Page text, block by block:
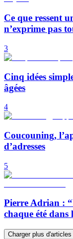
Ce que ressent
n’exprime pas
3
Cinq idées
âgées
4
Coucouning,
d’adresses
5
Pierre Adrian :
chaque été dans
Charger plus d'articles